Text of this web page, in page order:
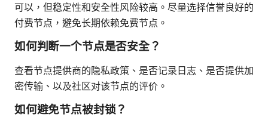
可以，但稳定性和安全性风险较高。尽量选择信誉良好的
付费节点，避免长期依赖免费节点。
如何判断一个节点是否安全？
查看节点提供商的隐私政策、是否记录日志、是否提供加
密传输、以及社区对该节点的评价。
如何避免节点被封锁？